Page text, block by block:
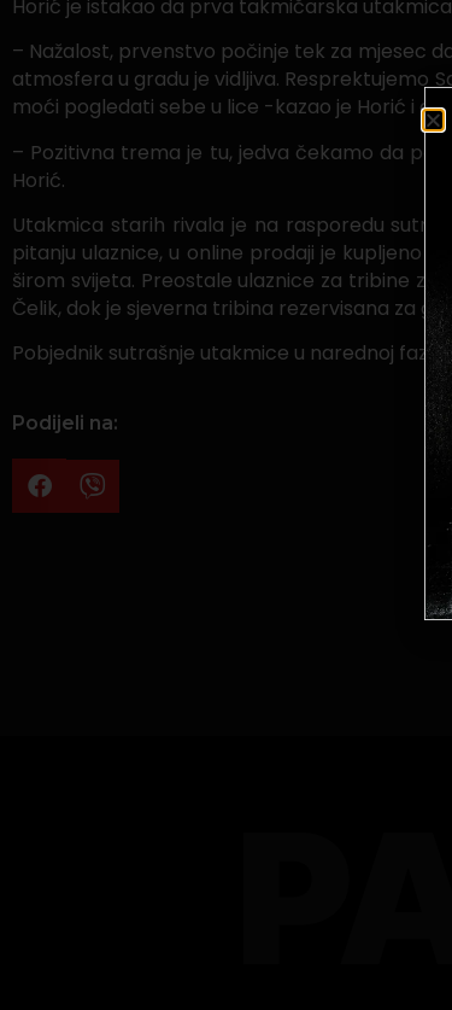
Horić je istakao da prva takmičarska utakmica
– Nažalost, prvenstvo počinje tek za mjesec
atmosfera u gradu je vidljiva. Resprektujemo
moći pogledati sebe u lice -kazao je Horić i
– Pozitivna trema je tu, jedva čekamo da
Horić.
Utakmica starih rivala je na rasporedu sutra
pitanju ulaznice, u online prodaji je kupljeno
širom svijeta. Preostale ulaznice za tribine
Čelik, dok je sjeverna tribina rezervisana za
Pobjednik sutrašnje utakmice u narednoj fazi
Podijeli na: